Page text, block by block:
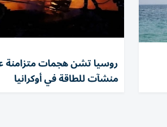
منشآت للطاقة في أوكرانيا